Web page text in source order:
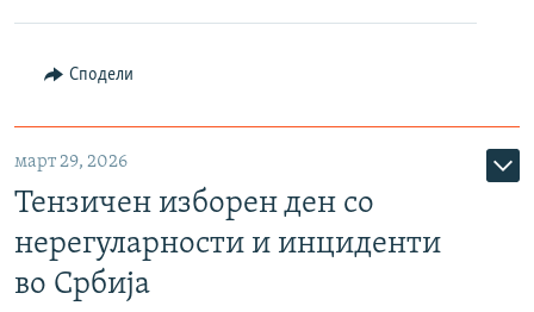
Сподели
март 29, 2026
Тензичен изборен ден со
нерегуларности и инциденти
во Србија